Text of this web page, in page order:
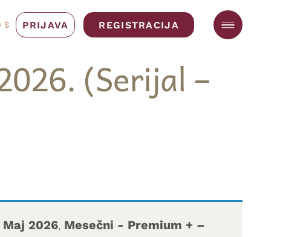
$ PRIJAVA REGISTRACIJA
(Serijal –
2026, Mesečni - Premium + –